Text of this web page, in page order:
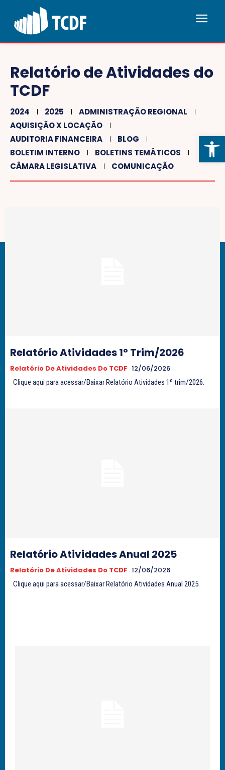
Abrir
Relatório de Atividades do
TCDF
2024 2025
ADMINISTRAÇÃO REGIONAL
AQUISIÇÃO X LOCAÇÃO
AUDITORIA FINANCEIRA
BLOG
BOLETIM INTERNO
BOLETINS TEMÁTICOS
CÂMARA LEGISLATIVA
COMUNICAÇÃO
Relatório Atividades 1º Trim/2026
Relatório De Atividades Do TCDF 12/06/2026
Clique aqui para acessar/Baixar Relatório Atividades 1º trim/2026.
Relatório Atividades Anual 2025
Relatório De Atividades Do TCDF 12/06/2026
Clique aqui para acessar/Baixar Relatório Atividades Anual 2025.